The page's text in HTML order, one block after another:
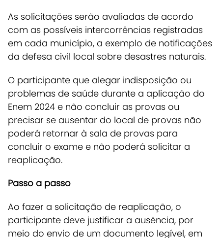
As solicitações serão avaliadas de acordo
com as possíveis intercorrências registradas
em cada município, a exemplo de notificações
da defesa civil local sobre desastres naturais.
O participante que alegar indisposição ou
problemas de saúde durante a aplicação do
Enem 2024 e não concluir as provas ou
precisar se ausentar do local de provas não
poderá retornar à sala de provas para
concluir o exame e não poderá solicitar a
reaplicação.
Passo a passo
Ao fazer a solicitação de reaplicação, o
participante deve justificar a ausência, por
meio do envio de um documento legível, em